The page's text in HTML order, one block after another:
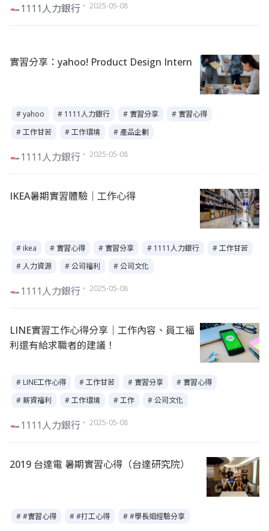
1111人力銀行 ・ 2025-05-08
實習分享：yahoo! Product Design Intern
# yahoo # 1111人力銀行 # 實習分享
# 實習心得
# 工作甘苦
# 工作環境 # 產品企劃
1111人力銀行 ・ 2025-05-08
IKEA暑期實習體驗｜工作心得
# ikea # 實習心得 # 實習分享 # 1111人力銀行
# 工作甘苦
# 人力資源
# 公司福利 # 公司文化
1111人力銀行 ・ 2025-05-08
LINE實習工作心得分享｜工作內容、員工福
利還有給求職者的建議！
# LINE工作心得 # 工作甘苦 # 實習分享
# 實習心得
# 薪資福利
# 工作環境 # 工作 # 公司文化
1111人力銀行 ・ 2025-05-08
2019 台達電 暑期實習心得（台達研究院）
# #實習心得 # #打工心得 # #學長姐經驗分享